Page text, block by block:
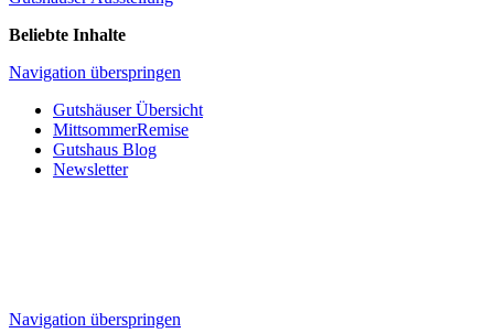
Beliebte Inhalte
Navigation überspringen
Gutshäuser Übersicht
MittsommerRemise
Gutshaus Blog
Newsletter
Navigation überspringen